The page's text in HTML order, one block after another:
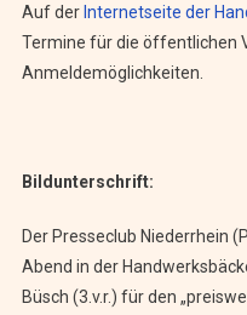
Auf derInternetseite der
Termine für die öffentlichen
Anmeldemöglichkeiten.
Bildunterschrift:
Der Presseclub Niederrhein
Abend in der
Büsch (3.v.r.) für den